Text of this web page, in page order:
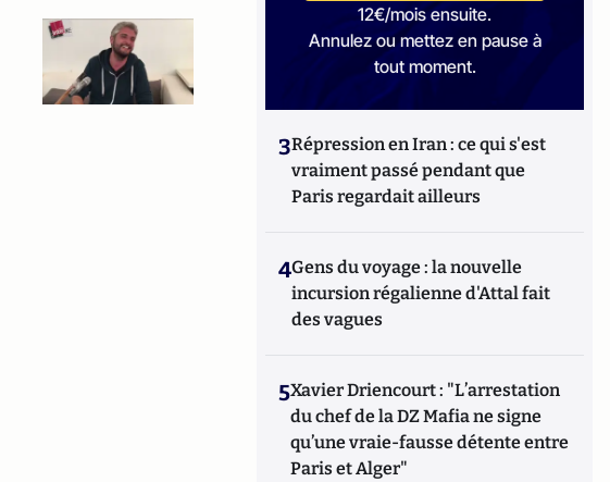
12€/mois ensuite.
Annulez ou mettez en pause à
tout moment.
3Répression en Iran : ce qui s'est
vraiment passé pendant que
Paris regardait ailleurs
4Gens du voyage : la nouvelle
incursion régalienne d'Attal fait
des vagues
5Xavier Driencourt : "L’arrestation
du chef de la DZ Mafia ne signe
qu’une vraie-fausse détente entre
Paris et Alger"